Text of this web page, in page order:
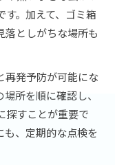
再発予防
は
除のコツ
エ対策グッズ
駆除方法の実践
のポイント
び方と使い方
コツ
。加えて、ゴミ箱
落としがちな場所も
再発予防が可能にな
所を順に確認し、
探すことが重要で
も、定期的な点検を